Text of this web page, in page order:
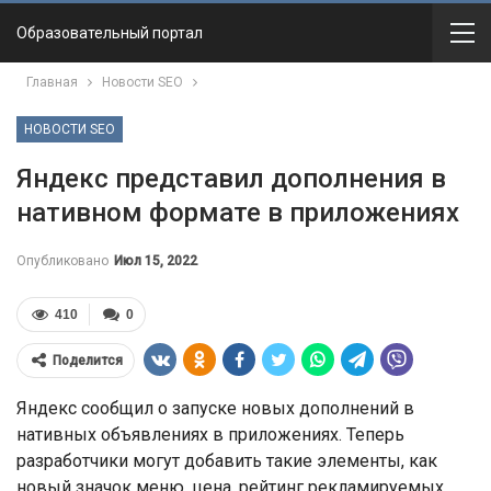
Образовательный портал
Главная Новости SEO
НОВОСТИ SEO
Яндекс представил дополнения в
нативном формате в приложениях
Опубликовано Июл 15, 2022
0
410
Поделится
Яндекс сообщил о запуске новых дополнений в
нативных объявлениях в приложениях. Теперь
разработчики могут добавить такие элементы, как